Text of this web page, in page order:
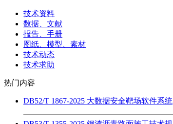
技术资料
数据、文献
报告、手册
图纸、模型、素材
技术动态
技术求助
热门内容
DB52/T 1867-2025 大数据安全靶场软件系统